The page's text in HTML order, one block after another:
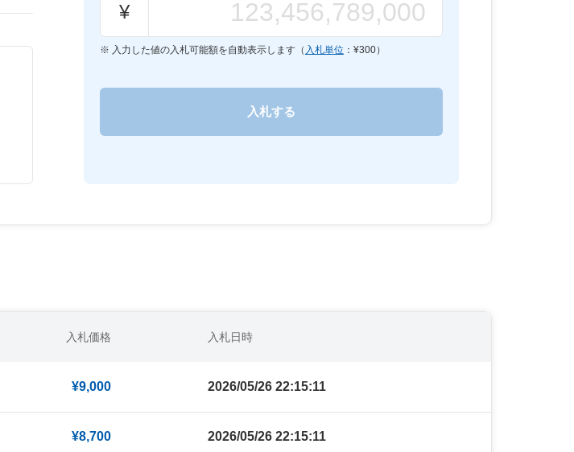
¥
入力した値の入札可能額を自動表示します（ 入札単位 ：¥300）
入札価格 入札日時
¥9,000 2026/05/26 22:15:11
¥8,700 2026/05/26 22:15:11